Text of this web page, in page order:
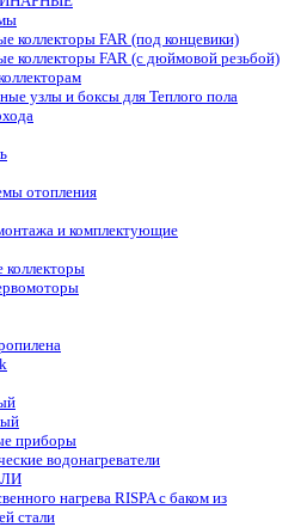
коллекторы FAR (под концевики)
коллекторы FAR (с дюймовой резьбой)
узлы и боксы для Теплого пола
отопления
и комплектующие
коллекторы
приборы
водонагреватели
нагрева RISPA с баком из
стали